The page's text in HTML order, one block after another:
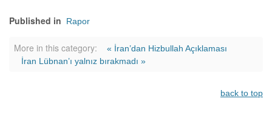
Published in Rapor
More in this category:
« İran’dan Hizbullah Açıklaması
İran Lübnan’ı yalnız bırakmadı »
back to top